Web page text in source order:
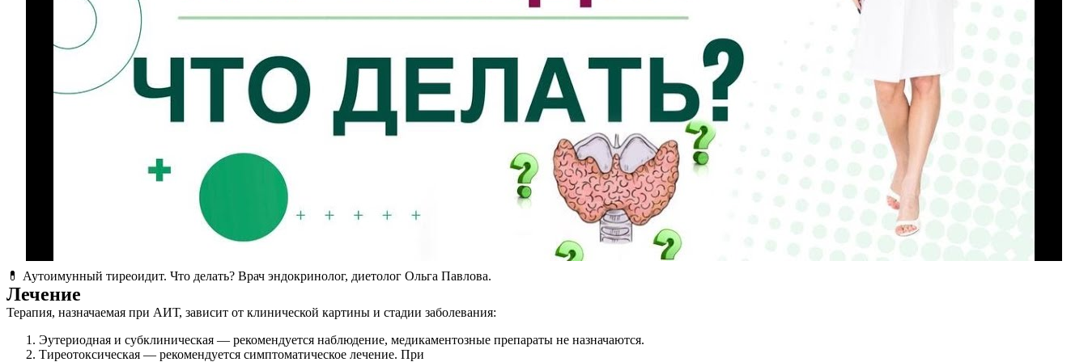
💊 Аутоимунный тиреоидит. Что делать? Врач эндокринолог, диетолог Ольга Павлова.
Лечение
Терапия, назначаемая при АИТ, зависит от клинической картины и стадии заболевания:
Эутериодная и субклиническая — рекомендуется наблюдение, медикаментозные препараты не назначаются.
Тиреотоксическая — рекомендуется симптоматическое лечение. При